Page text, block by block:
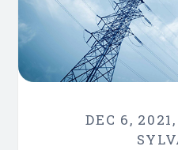
DEC 6,